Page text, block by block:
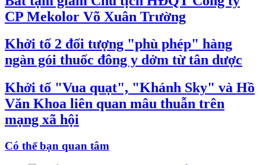
CP Mekolor Võ Xuân Trường
Khởi tố 2 đối tượng "phù phép" hàng
ngàn gói thuốc đông y dởm từ tân dược
Khởi tố "Vua quạt", "Khánh Sky" và Hồ
Văn Khoa liên quan mâu thuẫn trên
mạng xã hội
Có thể bạn quan tâm